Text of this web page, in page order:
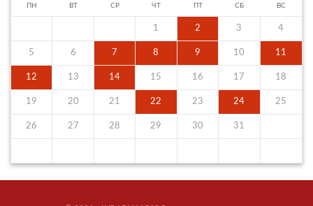
ПН ВТ СР ЧТ ПТ СБ ВС
1 2 3 4
5 6 7 8 9 10 11
12 13 14 15 16 17 18
19 20 21 22 23 24 25
26 27 28 29 30 31